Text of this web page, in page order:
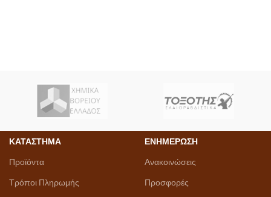
ΚΑΤΑΣΤΗΜΑ
Προϊόντα
Τρόποι Πληρωμής
ΕΝΗΜΕΡΩΣΗ
Ανακοινώσεις
Προσφορές